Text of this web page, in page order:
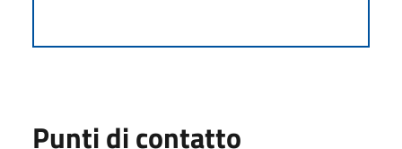
Punti di contatto